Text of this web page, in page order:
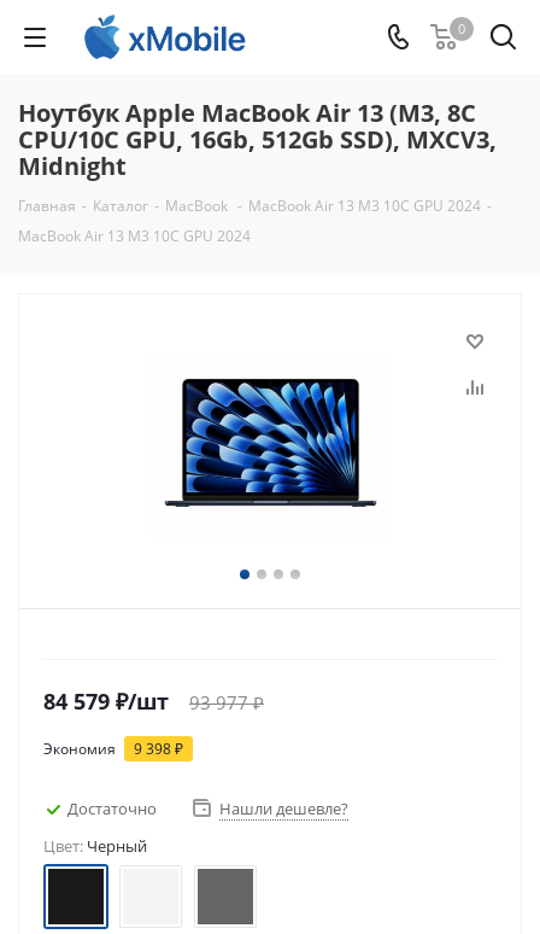
0
Ноутбук Apple MacBook Air 13 (M3, 8C
CPU/10C GPU, 16Gb, 512Gb SSD), MXCV3,
Midnight
Главная - Каталог - MacBook - MacBook Air 13 M3 10C GPU 2024 -
MacBook Air 13 M3 10C GPU 2024
84 579 ₽/шт 93 977₽
Экономия 9 398₽
Достаточно
Нашли дешевле?
Цвет: Черный